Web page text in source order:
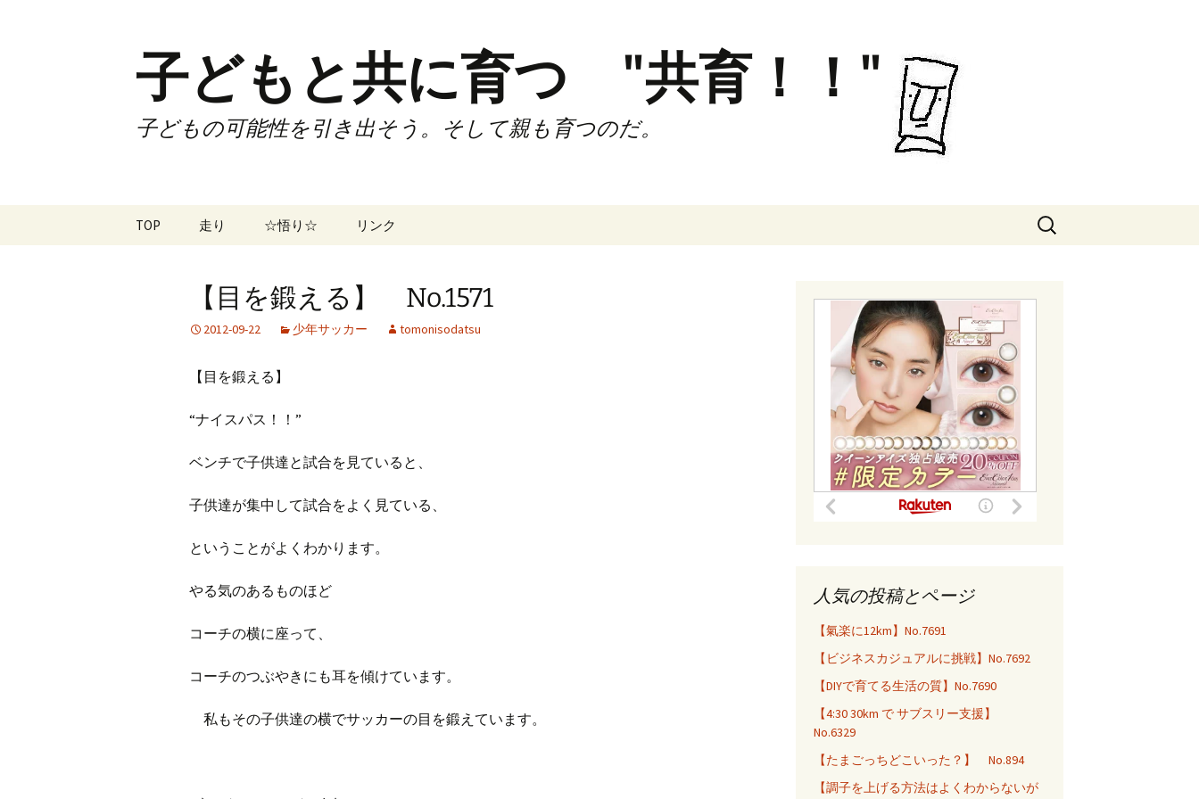
子どもと共に育つ "共育！！"
子どもの可能性を引き出そう。そして親も育つのだ。
TOP 走り
試合
☆悟り☆ リンク
旧ブログ(楽天日誌)
検
索:
【目を鍛える】 No.1571
2012-09-22 少年サッカー tomonisodatsu
【目を鍛える】
“ナイスパス！！”
ベンチで子供達と試合を見ていると、
子供達が集中して試合をよく見ている、
ということがよくわかります。
やる気のあるものほど
コーチの横に座って、
コーチのつぶやきにも耳を傾けています。
私もその子供達の横でサッカーの目を鍛えています。
人気の投稿とページ
【氣楽に12km】No.7691
【ビジネスカジュアルに挑戦】No.7692
【DIYで育てる生活の質】No.7690
【4:30 30km で サブスリー支援】
No.6329
【たまごっちどこいった？】 No.894
【調子を上げる方法はよくわからないが